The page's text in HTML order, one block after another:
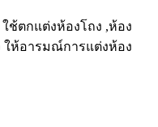
ช้ตกแต่งห้องโถง ,ห้อง
ให้อารมณ์การแต่งห้อง